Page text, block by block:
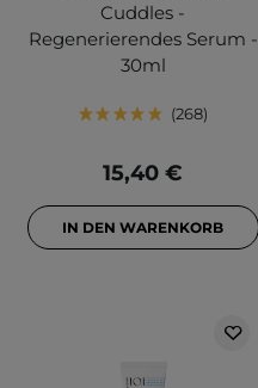
Cuddles -
Regenerierendes Serum -
30ml
268
15,40 €
IN DEN WARENKORB